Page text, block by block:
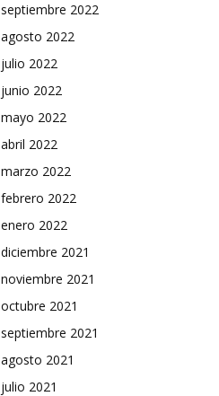
septiembre 2022
agosto 2022
julio 2022
junio 2022
mayo 2022
abril 2022
marzo 2022
febrero 2022
enero 2022
diciembre 2021
noviembre 2021
octubre 2021
septiembre 2021
agosto 2021
julio 2021